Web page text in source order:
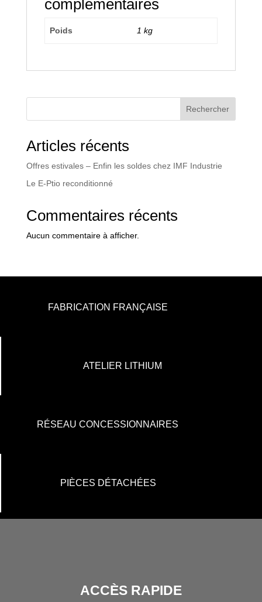
complémentaires
Poids 1 kg
Rechercher
Articles récents
Offres estivales – Enfin les soldes chez IMF Industrie
Le E-Ptio reconditionné
Commentaires récents
Aucun commentaire à afficher.
FABRICATION FRANÇAISE
ATELIER LITHIUM
RÉSEAU CONCESSIONNAIRES
PIÈCES DÉTACHÉES
ACCÈS RAPIDE